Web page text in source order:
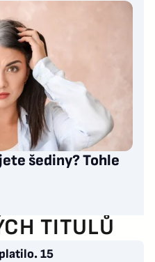
šediny? Tohle
TITULŮ
15